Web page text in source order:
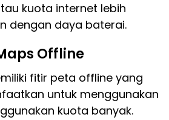
kuota internet lebih
dengan daya baterai.
Offline
fitir peta offline yang
untuk menggunakan
kuota banyak.